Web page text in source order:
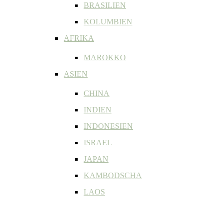
BRASILIEN
KOLUMBIEN
AFRIKA
MAROKKO
ASIEN
CHINA
INDIEN
INDONESIEN
ISRAEL
JAPAN
KAMBODSCHA
LAOS